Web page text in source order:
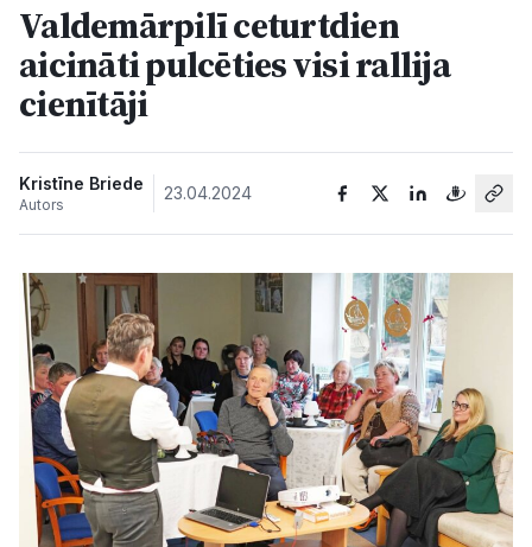
Ziņas
Bizness
Video
Vieta
Valdemārpilī ceturtdien
aicināti pulcēties visi rallija
cienītāji
Kristīne Briede
Autors
23.04.2024